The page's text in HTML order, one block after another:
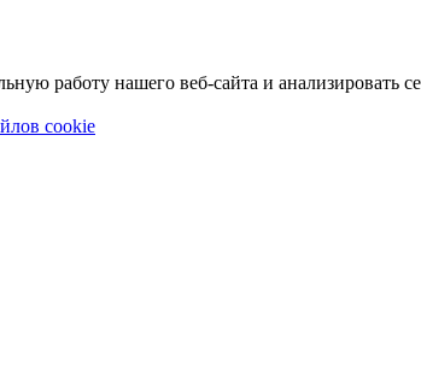
работу нашего веб-сайта и анализировать
cookie